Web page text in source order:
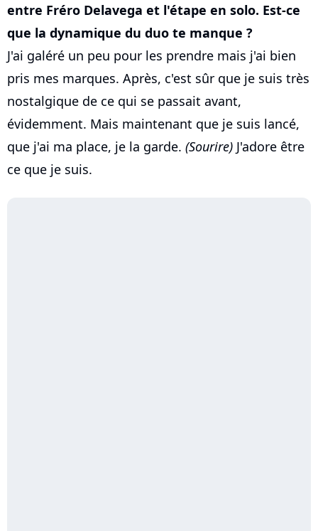
entre Fréro Delavega et l'étape en solo. Est-ce
que la dynamique du duo te manque ?
J'ai galéré un peu pour les prendre mais j'ai bien
pris mes marques. Après, c'est sûr que je suis très
nostalgique de ce qui se passait avant,
évidemment. Mais maintenant que je suis lancé,
que j'ai ma place, je la garde. (Sourire) J'adore être
ce que je suis.